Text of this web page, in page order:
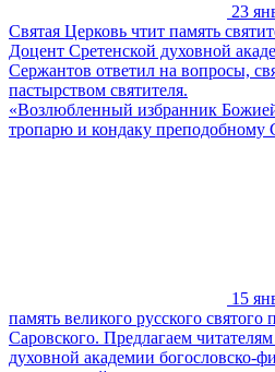
23
Святая Церковь чтит память
Доцент Сретенской духовной
Сержантов ответил на вопросы,
пастырством святителя.
«Возлюбленный избранник
тропарю и кондаку преподобному
15
память великого русского
Саровского. Предлагаем
духовной академии богословско-